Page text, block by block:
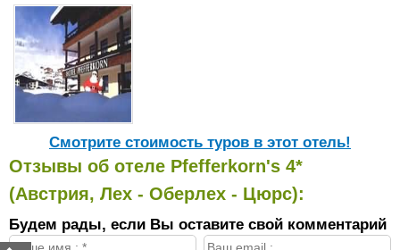
Cмотрите стоимость туров в этот отель!
Отзывы об отеле Pfefferkorn's 4*
(Австрия, Лех - Оберлех - Цюрс):
Будем рады, если Вы оставите свой комментарий